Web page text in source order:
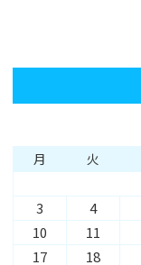
月 火
3
4
10
11
17
18